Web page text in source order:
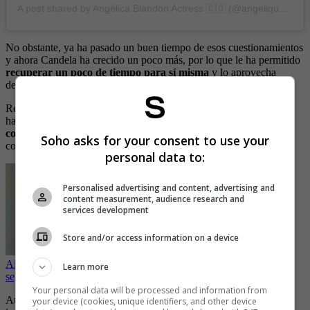
No obstante, ya ha pasado un buen tiempo de esos cuestionamientos
y ahora Candela ha crecido un poco más, por lo que le ha permitido
recuperar un poco de tiempo para sí misma y lo aprovecha
derrochando sensualidad a través de sus fotografías.
Recientemente, la actriz compartió una imagen que dejó
hambrientos a muchos, pues posócompletamente desnuda en la
cocina de su hogar
mientras al parecer se preparaba algo para
comer.
Aida Cortés y su disfraz de Merlina que puso a sudar frío a sus
seguidores
Aunque la foto se ve con bastante sombra se alcanza a apreciar la
Soho asks for your consent to use your
personal data to:
Personalised advertising and content, advertising and
content measurement, audience research and
services development
Store and/or access information on a device
Learn more
Your personal data will be processed and information from
your device (cookies, unique identifiers, and other device